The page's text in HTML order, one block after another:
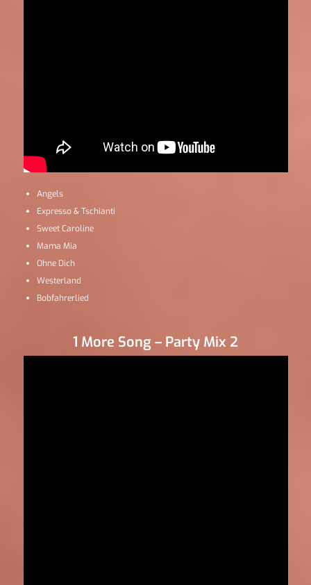
Angels
Expresso & Tschianti
Sweet Caroline
Mama Mia
Ohne Dich
Westerland
Bobfahrerlied
1 More Song – Party Mix 2